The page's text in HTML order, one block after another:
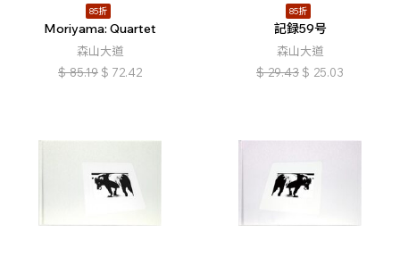
85折
Moriyama: Quartet
森山大道
$ 85.19 $ 72.42
85折
記録59号
森山大道
$ 29.43 $ 25.03